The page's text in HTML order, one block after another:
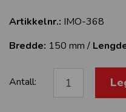
Artikkelnr.: IMO-368
Bredde: 150 mm /
Antall: